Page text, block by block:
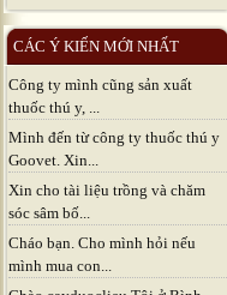
CÁC Ý KIẾN MỚI NHẤT
Công ty mình cũng sản xuất
thuốc thú y, ...
Mình đến từ công ty thuốc thú y
Goovet. Xin...
Xin cho tài liệu trồng và chăm
sóc sâm bố...
Cháo bạn. Cho mình hỏi nếu
mình mua con...